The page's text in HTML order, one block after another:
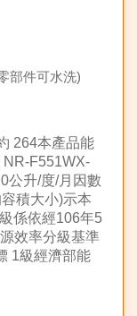
部件可水洗)